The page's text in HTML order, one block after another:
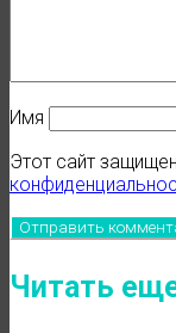
Имя
Этот сайт
Читать